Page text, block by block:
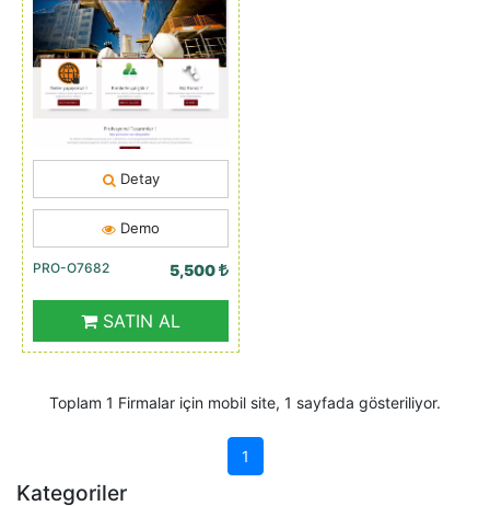
Detay
Demo
PRO-O7682 5,500
SATIN AL
Toplam 1 Firmalar için mobil site, 1 sayfada gösteriliyor.
1
Kategoriler